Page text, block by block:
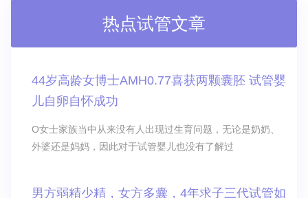
热点试管文章
44岁高龄女博士AMH0.77喜获两颗囊胚 试管婴
儿自卵自怀成功
O女士家族当中从来没有人出现过生育问题，无论是奶奶、
外婆还是妈妈，因此对于试管婴儿也没有了解过
男方弱精少精，女方多囊，4年求子三代试管如